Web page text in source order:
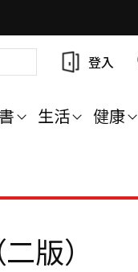
登入
生活 健康
版）